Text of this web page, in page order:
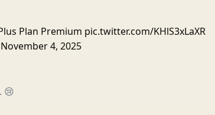
Plan Premium pic.twitter.com/KHlS3xLaXR
November 4, 2025
😢